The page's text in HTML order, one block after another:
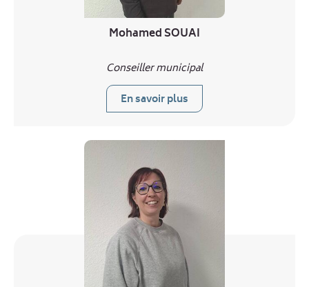
Mohamed SOUAI
Conseiller municipal
En savoir plus